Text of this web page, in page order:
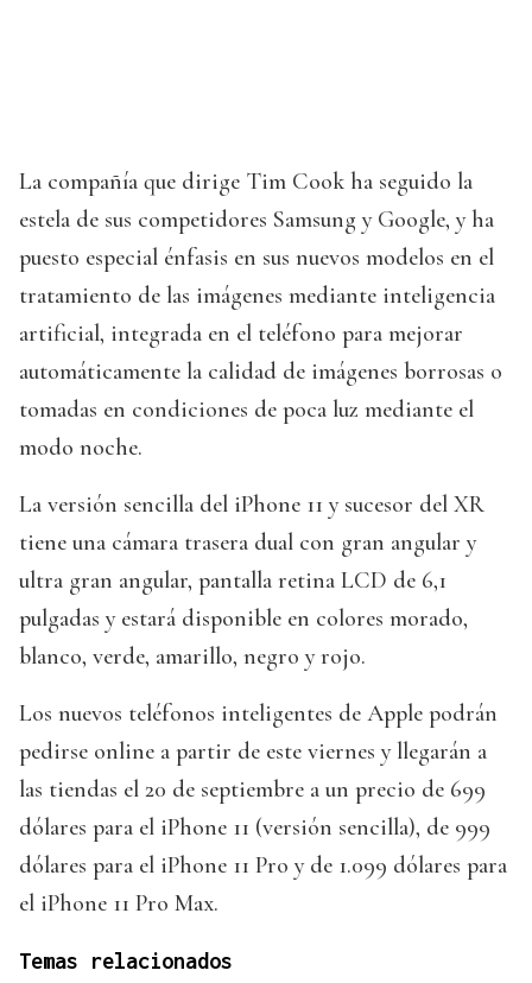
La compañía que dirige Tim Cook ha seguido la
estela de sus competidores Samsung y Google, y ha
puesto especial énfasis en sus nuevos modelos en el
tratamiento de las imágenes mediante inteligencia
artificial, integrada en el teléfono para mejorar
automáticamente la calidad de imágenes borrosas o
tomadas en condiciones de poca luz mediante el
modo noche.
La versión sencilla del iPhone 11 y sucesor del XR
tiene una cámara trasera dual con gran angular y
ultra gran angular, pantalla retina LCD de 6,1
pulgadas y estará disponible en colores morado,
blanco, verde, amarillo, negro y rojo.
Los nuevos teléfonos inteligentes de Apple podrán
pedirse online a partir de este viernes y llegarán a
las tiendas el 20 de septiembre a un precio de 699
dólares para el iPhone 11 (versión sencilla), de 999
dólares para el iPhone 11 Pro y de 1.099 dólares para
el iPhone 11 Pro Max.
Temas relacionados